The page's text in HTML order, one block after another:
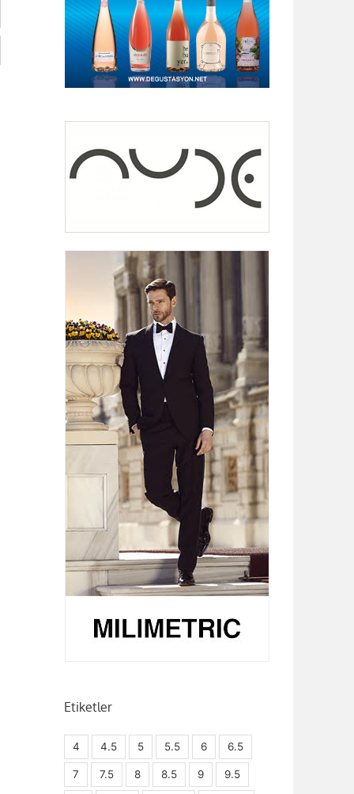
Etiketler
4 4.5 5 5.5 6 6.5
7 7.5 8 8.5 9 9.5